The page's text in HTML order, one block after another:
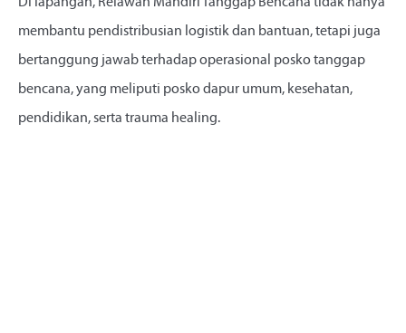
membantu pendistribusian logistik dan bantuan, tetapi juga
bertanggung jawab terhadap operasional posko tanggap
bencana, yang meliputi posko dapur umum, kesehatan,
pendidikan, serta trauma healing.